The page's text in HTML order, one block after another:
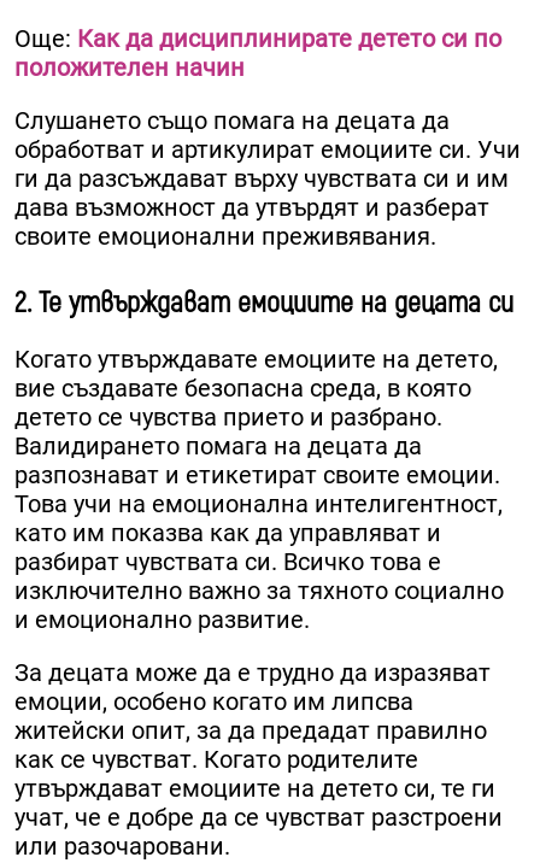
Още: Как да дисциплинирате детето си по
положителен начин
Слушането също помага на децата да
обработват и артикулират емоциите си. Учи
ги да разсъждават върху чувствата си и им
дава възможност да утвърдят и разберат
своите емоционални преживявания.
2. Те утвърждават емоциите на децата си
Когато утвърждавате емоциите на детето,
вие създавате безопасна среда, в която
детето се чувства прието и разбрано.
Валидирането помага на децата да
разпознават и етикетират своите емоции.
Това учи на емоционална интелигентност,
като им показва как да управляват и
разбират чувствата си. Всичко това е
изключително важно за тяхното социално
и емоционално развитие.
За децата може да е трудно да изразяват
емоции, особено когато им липсва
житейски опит, за да предадат правилно
как се чувстват. Когато родителите
утвърждават емоциите на детето си, те ги
учат, че е добре да се чувстват разстроени
или разочаровани.